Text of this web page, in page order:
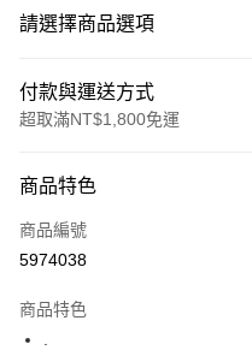
請選擇商品選項
付款與運送方式
超取滿NT$1,800免運
信用卡一次付款
超商取貨付款
商品特色
商品編號
5974038
商品特色